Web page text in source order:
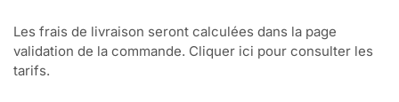
Les frais de livraison seront calculées dans la page
validation de la commande. Cliquer ici pour consulter les
tarifs.